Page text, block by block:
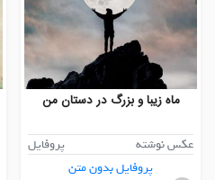
ماه زیبا و بزرگ در دستان من
عکس نوشته
پروفایل
پروفایل بدون متن